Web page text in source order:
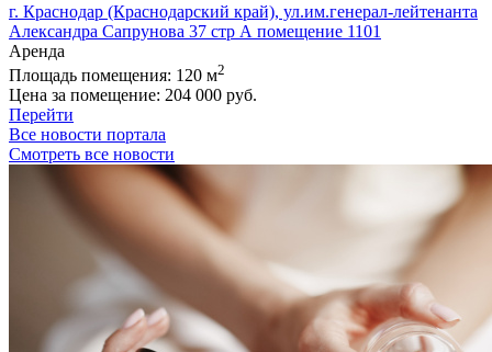
г. Краснодар (Краснодарский край), ул.им.генерал-лейтенанта
Александра Сапрунова 37 стр А помещение 1101
Аренда
Площадь помещения: 120 м2
Цена за помещение: 204 000 руб.
Перейти
Все новости портала
Смотреть все новости